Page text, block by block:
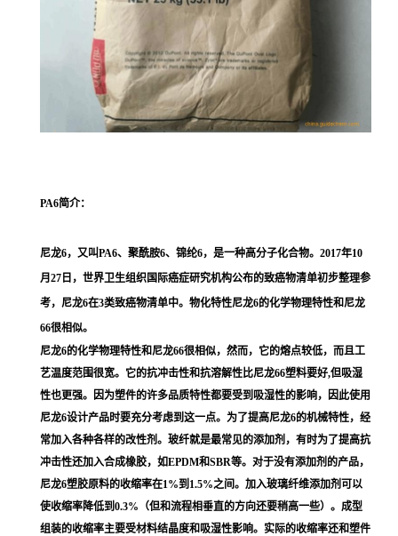
PA6简介：
尼龙6，又叫PA6、聚酰胺6、锦纶6，是一种高分子化合物。2017年10
月27日，世界卫生组织国际癌症研究机构公布的致癌物清单初步整理参
考，尼龙6在3类致癌物清单中。物化特性尼龙6的化学物理特性和尼龙
66很相似。
尼龙6的化学物理特性和尼龙66很相似，然而，它的熔点较低，而且工
艺温度范围很宽。它的抗冲击性和抗溶解性比尼龙66塑料要好,但吸湿
性也更强。因为塑件的许多品质特性都要受到吸湿性的影响，因此使用
尼龙6设计产品时要充分考虑到这一点。为了提高尼龙6的机械特性，经
常加入各种各样的改性剂。玻纤就是最常见的添加剂，有时为了提高抗
冲击性还加入合成橡胶，如EPDM和SBR等。对于没有添加剂的产品，
尼龙6塑胶原料的收缩率在1%到1.5%之间。加入玻璃纤维添加剂可以
使收缩率降低到0.3%（但和流程相垂直的方向还要稍高一些）。成型
组装的收缩率主要受材料结晶度和吸湿性影响。实际的收缩率还和塑件